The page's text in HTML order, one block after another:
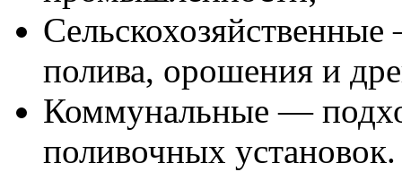
полива, орошения и
Коммунальные —
поливочных установок.